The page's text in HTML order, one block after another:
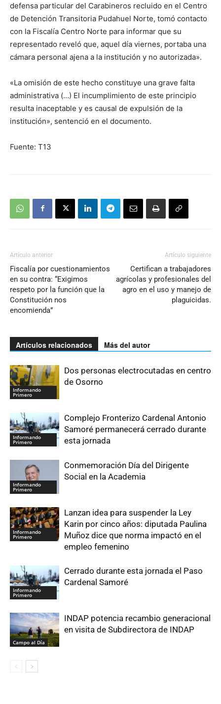
defensa particular del Carabineros recluido en el Centro
de Detención Transitoria Pudahuel Norte, tomó contacto
con la Fiscalía Centro Norte para informar que su
representado reveló que, aquel día viernes, portaba una
cámara personal ajena a la institución y no autorizada».
«La omisión de este hecho constituye una grave falta
administrativa (…) El incumplimiento de este principio
resulta inaceptable y es causal de expulsión de la
institución», sentenció en el documento.
Fuente: T13
Artículo anterior
Fiscalía por cuestionamientos
en su contra: “Exigimos
respeto por la función que la
Constitución nos
encomienda”
Artículo siguiente
Certifican a trabajadores
agrícolas y profesionales del
agro en el uso y manejo de
plaguicidas.
Artículos relacionados Más del autor
Informando
Primero
Dos personas electrocutadas en centro
de Osorno
Informando
Primero
Complejo Fronterizo Cardenal Antonio
Samoré permanecerá cerrado durante
esta jornada
Informando
Primero
Conmemoración Día del Dirigente
Social en la Academia
Informando
Primero
Lanzan idea para suspender la Ley
Karin por cinco años: diputada Paulina
Muñoz dice que norma impactó en el
empleo femenino
Informando
Primero
Cerrado durante esta jornada el Paso
Cardenal Samoré
Campo al Día
INDAP potencia recambio generacional
en visita de Subdirectora de INDAP